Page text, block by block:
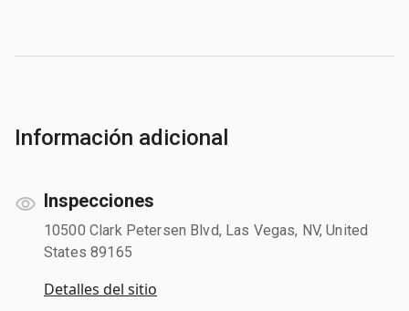
Información adicional
Inspecciones
10500 Clark Petersen Blvd, Las Vegas, NV, United
States 89165
Detalles del sitio